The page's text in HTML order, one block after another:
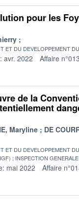
pour les
ET DU DEVELOPPEMENT
avr. 2022 Affaire
de la
Maryline
DE
ET DU DEVELOPPEMENT
INSPECTION
mai 2022 Affaire